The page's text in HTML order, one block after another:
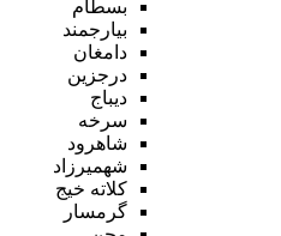
بسطام
بیارجمند
دامغان
درجزین
دیباج
سرخه
شاهرود
شهمیرزاد
کلاته خیج
گرمسار